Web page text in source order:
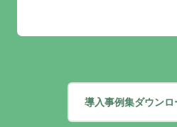
導入事例集ダウンロ